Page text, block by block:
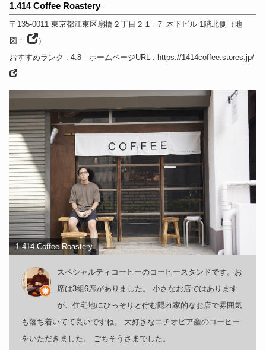
1.414 Coffee Roastery
〒135-0011 東京都江東区扇橋２丁目２１−７ 木下ビル 1階北側 （地
図：
）
おすすめランク : 4.8 ホームページURL: https://1414coffee.stores.jp/
1.414 Coffee Roastery
スペシャルティコーヒーのコーヒースタンドです。お
席は3組6席がありました。 小さなお店ではあります
が、住宅地にひっそりと佇む隠れ家的なお店で雰囲気
も落ち着いてて良いですね。 大好きなエチオピア産のコーヒー
をいただきました。 ごちそうさまでした。